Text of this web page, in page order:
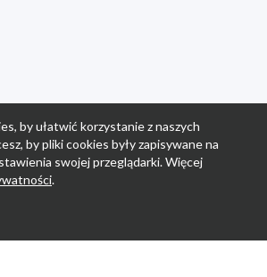
by ułatwić korzystanie z naszych
by pliki cookies były zapisywane na
swojej przeglądarki. Więcej
.